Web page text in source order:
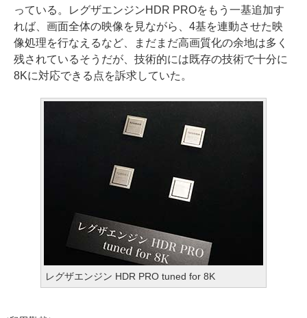
っている。レグザエンジンHDR PROをもう一基追加す
れば、画面全体の映像を見ながら、4基を連動させた映
像処理を行なえるなど、まだまだ高画質化の余地は多く
残されているそうだが、技術的には既存の技術で十分に
8Kに対応できる点を訴求していた。
レグザエンジン HDR PRO tuned for 8K